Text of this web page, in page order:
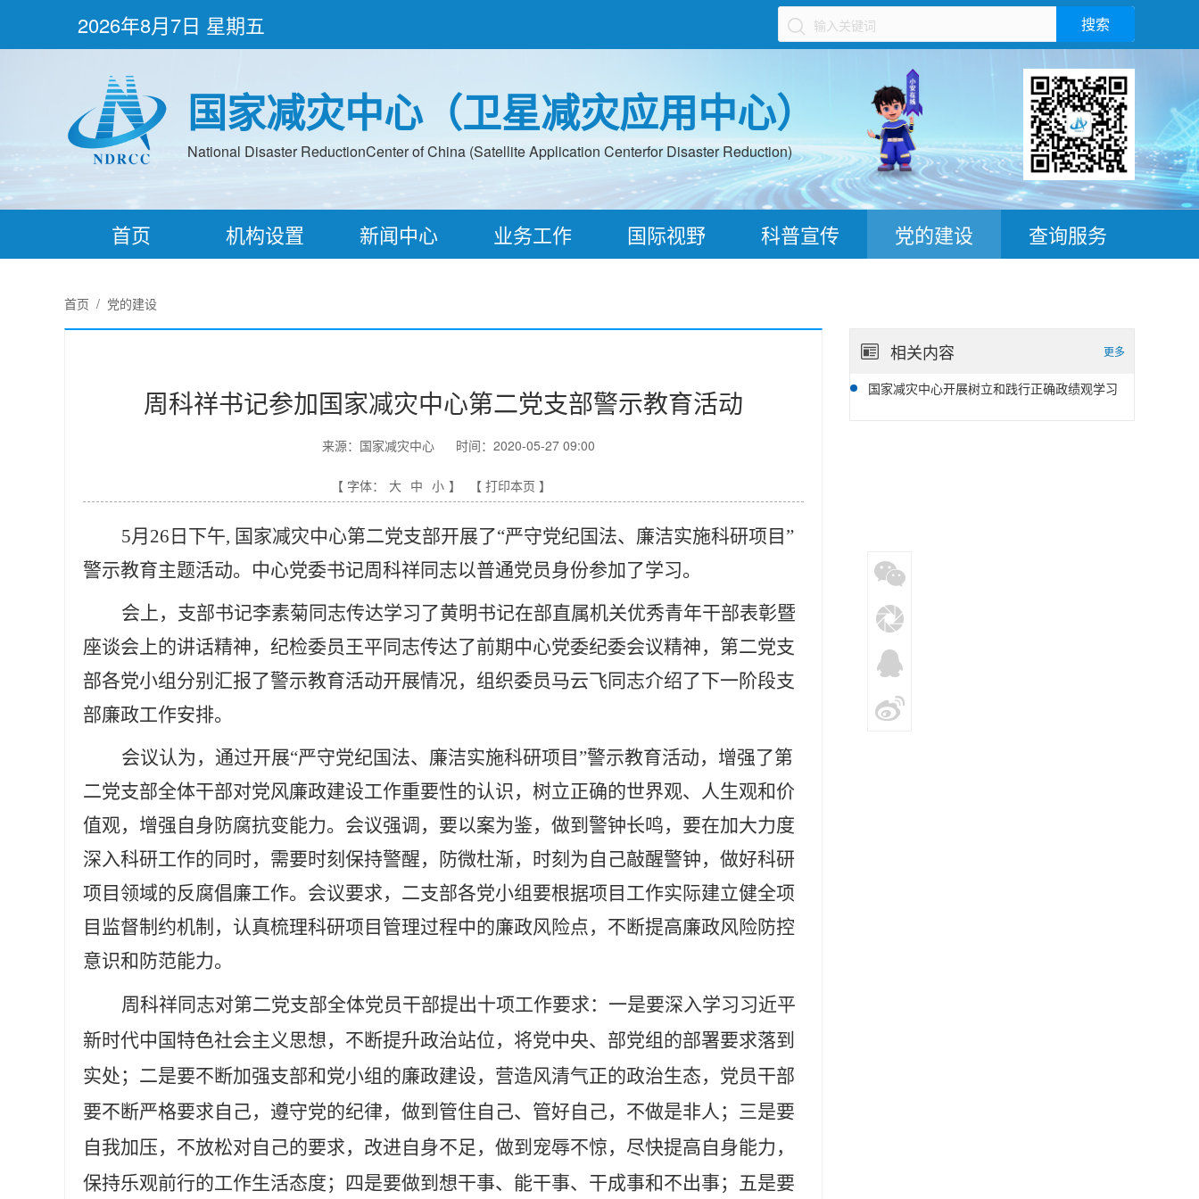
2026年8月7日 星期五 搜索
国家减灾中心（卫星减灾应用中心）
National Disaster ReductionCenter of China (Satellite Application Centerfor Disaster Reduction)
首页 机构设置 新闻中心 业务工作 国际视野 科普宣传 党的建设 查询服务
首页 / 党的建设
周科祥书记参加国家减灾中心第二党支部警示教育活动
来源：国家减灾中心 时间：2020-05-27 09:00
【 字体： 大 中 小 】 【 打印本页 】
5月 26 日下午, 国家减灾中心第二党支部开展了“严守党纪国法、廉洁实施科研项目 ”
警示教育主题活动。中心党委书记周科祥同志以普通党员身份参加了学习。
会上，支部书记李素菊同志传达学习了黄明书记在部直属机关优秀青年干部表彰暨
座谈会上的讲话精神，纪检委员王平同志传达了前期中心党委纪委会议精神，第二党支
部各党小组分别汇报了警示教育活动开展情况，组织委员马云飞同志介绍了下一阶段支
部廉政工作安排。
会议认为，通过开展“严守党纪国法、廉洁实施科研项目 ”警示教育活动，增强了第
二党支部全体干部对党风廉政建设工作重要性的认识，树立正确的世界观、人生观和价
值观，增强自身防腐抗变能力。会议强调，要以案为鉴，做到警钟长鸣，要在加大力度
深入科研工作的同时，需要时刻保持警醒，防微杜渐，时刻为自己敲醒警钟，做好科研
项目领域的反腐倡廉工作。会议要求，二支部各党小组要根据项目工作实际建立健全项
目监督制约机制，认真梳理科研项目管理过程中的廉政风险点，不断提高廉政风险防控
意识和防范能力。
周科祥同志对第二党支部全体党员干部提出十项工作要求：一是要深入学习习近平
新时代中国特色社会主义思想，不断提升政治站位，将党中央、部党组的部署要求落到
实处；二是要不断加强支部和党小组的廉政建设，营造风清气正的政治生态，党员干部
要不断严格要求自己，遵守党的纪律，做到管住自己、管好自己，不做是非人；三是要
自我加压，不放松对自己的要求，改进自身不足，做到 宠辱不惊，尽快提高自身能力，
保持乐观前行的工作生活态度；四是要做到想干事、能干事、干成事和不出事；五是要
相关内容 更多
国家减灾中心开展树立和践行正确政绩观学习